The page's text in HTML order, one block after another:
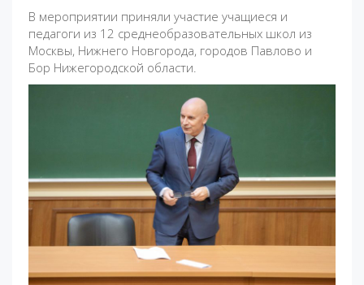
В мероприятии приняли участие учащиеся и
педагоги из 12 среднеобразовательных школ из
Москвы, Нижнего Новгорода, городов Павлово и
Бор Нижегородской области.